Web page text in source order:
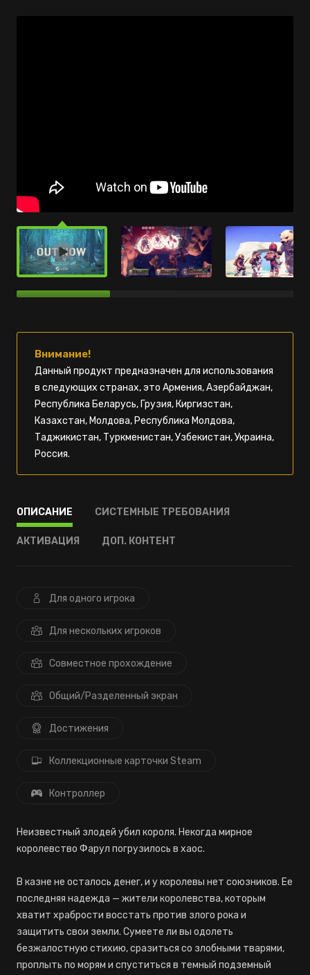
Внимание!
Данный продукт предназначен для использования
в следующих странах, это Армения, Азербайджан,
Республика Беларусь, Грузия, Киргизстан,
Казахстан, Молдова, Республика Молдова,
Таджикистан, Туркменистан, Узбекистан, Украина,
Россия.
ОПИСАНИЕ СИСТЕМНЫЕ ТРЕБОВАНИЯ
АКТИВАЦИЯ ДОП. КОНТЕНТ
Для одного игрока
Для нескольких игроков
Совместное прохождение
Общий/Разделенный экран
Достижения
Коллекционные карточки Steam
Контроллер
Неизвестный злодей убил короля. Некогда мирное
королевство Фарул погрузилось в хаос.
В казне не осталось денег, и у королевы нет союзников. Ее
последняя надежда — жители королевства, которым
хватит храбрости восстать против злого рока и
защитить свои земли. Сумеете ли вы одолеть
безжалостную стихию, сразиться со злобными тварями,
проплыть по морям и спуститься в темный подземный